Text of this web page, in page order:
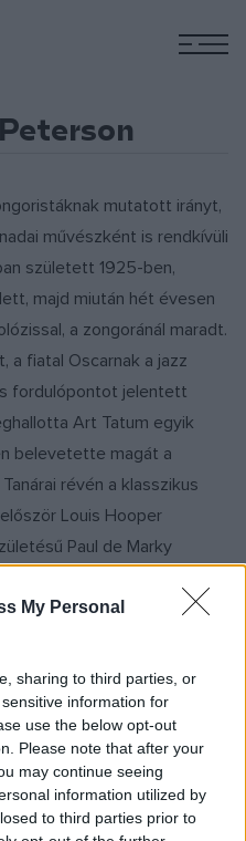
My Personal
sharing to third parties, or
information for
use the below opt-out
Please note that after your
may continue seeing
information utilized by
to third parties prior to
mutatott irányt,
művészként is rendkívüli
született 1925-ben,
majd miután hét évesen
a zongoránál maradt.
a fiatal Oscarnak a jazz
fordulópontot jelentett
Art Tatum egyik
belevetette magát a
révén a klasszikus
Louis Hooper
Paul de Marky
majd amikor
Debussy révén gyors,
és gazdag
akinek tehetsége hamar
a kanadai rádió
ettől kezdve montreali és
közvetítették